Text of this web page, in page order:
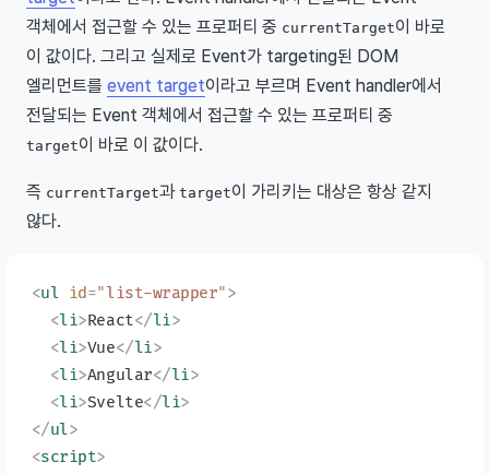
객체에서 접근할 수 있는 프로퍼티 중 currentTarget이 바로
이 값이다. 그리고 실제로 Event가 targeting된 DOM
엘리먼트를 event target이라고 부르며 Event handler에서
전달되는 Event 객체에서 접근할 수 있는 프로퍼티 중
target이 바로 이 값이다.
즉 currentTarget과 target이 가리키는 대상은 항상 같지
않다.
<ul id="list-wrapper">
  <
li>React</li>
  <
li>Vue</li>
  <
li>Angular</li>
  <
li>Svelte</li>
</ul>
<script>